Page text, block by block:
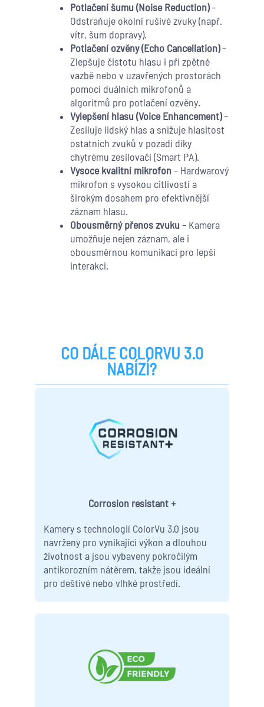
Potlačení šumu (Noise Reduction)–
Odstraňuje okolní rušivé zvuky (např.
vítr, šum dopravy).
Potlačení ozvěny (Echo Cancellation)–
Zlepšuje čistotu hlasu i při zpětné
vazbě nebo v uzavřených prostorách
pomocí duálních mikrofonů a
algoritmů pro potlačení ozvěny.
Vylepšení hlasu (Voice Enhancement)–
Zesiluje lidský hlas a snižuje hlasitost
ostatních zvuků v pozadí díky
chytrému zesilovači (Smart PA).
Vysoce kvalitní mikrofon– Hardwarový
mikrofon s vysokou citlivostí a
širokým dosahem pro efektivnější
záznam hlasu.
Obousměrný přenos zvuku – Kamera
umožňuje nejen záznam, ale i
obousměrnou komunikaci pro lepší
interakci.
CO DÁLE COLORVU 3.0
NABÍZÍ?
Corrosion resistant +
Kamery s technologií ColorVu 3.0 jsou
navrženy pro vynikající výkon a dlouhou
životnost a jsou vybaveny pokročilým
antikorozním nátěrem, takže jsou ideální
pro deštivé nebo vlhké prostředí.